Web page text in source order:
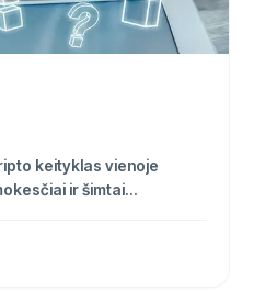
keityklas vienoje
ir šimtai